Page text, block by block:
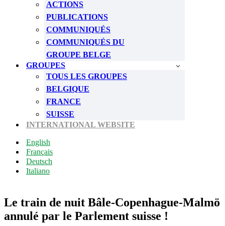
ACTIONS
PUBLICATIONS
COMMUNIQUÉS
COMMUNIQUÉS DU
GROUPE BELGE
GROUPES
TOUS LES GROUPES
BELGIQUE
FRANCE
SUISSE
INTERNATIONAL WEBSITE
English
Français
Deutsch
Italiano
Le train de nuit Bâle-Copenhague-Malmö
annulé par le Parlement suisse !